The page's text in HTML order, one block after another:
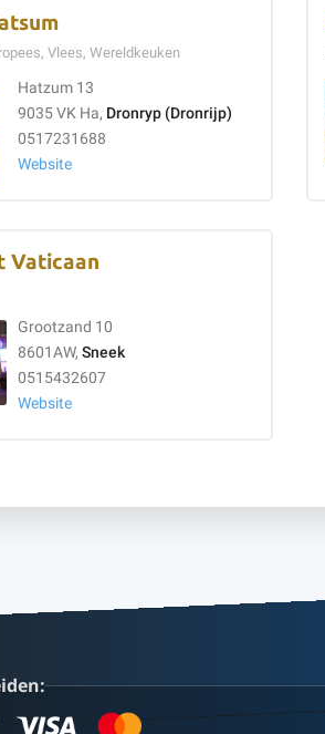
Vlees, Wereldkeuken
Hatzum 13
9035 VK Ha, Dronryp (Dronrijp)
0517231688
Website
Vaticaan
Grootzand 10
8601AW, Sneek
0515432607
Website